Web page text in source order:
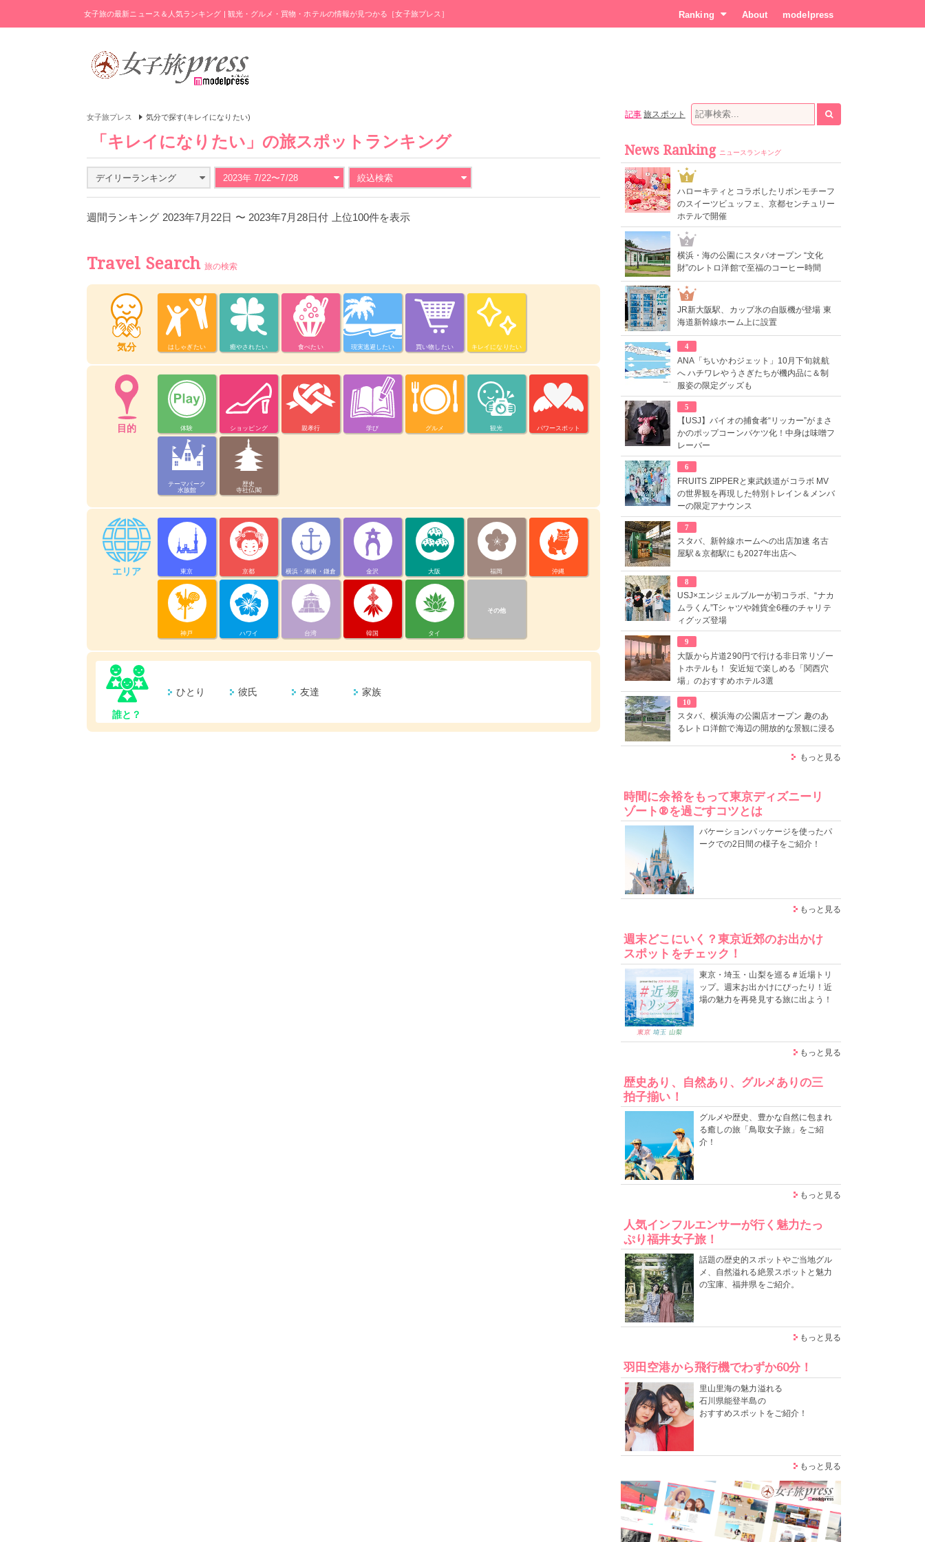
女子旅の最新ニュース＆人気ランキング | 観光・グルメ・買物・ホテルの情報が見つかる［女子旅プレス］ Ranking About modelpress
女子旅プレス 気分で探す(キレイになりたい)
「キレイになりたい」の旅スポットランキング
デイリーランキング 2023年 7/22〜7/28 絞込検索
週間ランキング 2023年7月22日 〜 2023年7月28日付 上位100件を表示
Travel Search 旅の検索
気分 はしゃぎたい 癒やされたい 食べたい 現実逃避したい 買い物したい キレイになりたい
目的 体験 ショッピング 親孝行 学び グルメ 観光 パワースポット
テーマパーク
水族館
歴史
寺社仏閣
エリア 東京 京都 横浜・湘南・鎌倉 金沢 大阪 福岡 沖縄
神戸 ハワイ 台湾 韓国 タイ
その他
誰と？
ひとり 彼氏 友達 家族
記事 旅スポット
News Ranking ニュースランキング
1
ハローキティとコラボしたリボンモチーフ
のスイーツビュッフェ、京都センチュリー
ホテルで開催
2
横浜・海の公園にスタバオープン “文化
財”のレトロ洋館で至福のコーヒー時間
3
JR新大阪駅、カップ氷の自販機が登場 東
海道新幹線ホーム上に設置
4
ANA「ちいかわジェット」10月下旬就航
へ ハチワレやうさぎたちが機内品に＆制
服姿の限定グッズも
5
【USJ】バイオの捕食者“リッカー”がまさ
かのポップコーンバケツ化！中身は味噌フ
レーバー
6
FRUITS ZIPPERと東武鉄道がコラボ MV
の世界観を再現した特別トレイン＆メンバ
ーの限定アナウンス
7
スタバ、新幹線ホームへの出店加速 名古
屋駅＆京都駅にも2027年出店へ
8
USJ×エンジェルブルーが初コラボ、“ナカ
ムラくん”Tシャツや雑貨全6種のチャリテ
ィグッズ登場
9
大阪から片道290円で行ける非日常リゾー
トホテルも！ 安近短で楽しめる「関西穴
場」のおすすめホテル3選
10
スタバ、横浜海の公園店オープン 趣のあ
るレトロ洋館で海辺の開放的な景観に浸る
もっと見る
時間に余裕をもって東京ディズニーリ
ゾート®を過ごすコツとは
バケーションパッケージを使ったパ
ークでの2日間の様子をご紹介！
もっと見る
週末どこにいく？東京近郊のお出かけ
スポットをチェック！
東京・埼玉・山梨を巡る＃近場トリ
ップ。週末お出かけにぴったり！近
場の魅力を再発見する旅に出よう！
もっと見る
歴史あり、自然あり、グルメありの三
拍子揃い！
グルメや歴史、豊かな自然に包まれ
る癒しの旅「鳥取女子旅」をご紹
介！
もっと見る
人気インフルエンサーが行く魅力たっ
ぷり福井女子旅！
話題の歴史的スポットやご当地グル
メ、自然溢れる絶景スポットと魅力
の宝庫、福井県をご紹介。
もっと見る
羽田空港から飛行機でわずか60分！
里山里海の魅力溢れる
石川県能登半島の
おすすめスポットをご紹介！
もっと見る